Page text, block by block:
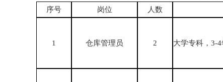
序号
岗位 人数
1 仓库管理员 2 大学专科，3-